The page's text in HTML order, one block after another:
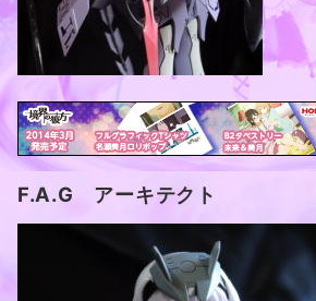
F.A.G アーキテクト